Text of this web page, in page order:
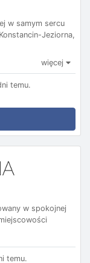
w samym sercu
Jeziorna,
więcej
temu.
w spokojnej
temu.